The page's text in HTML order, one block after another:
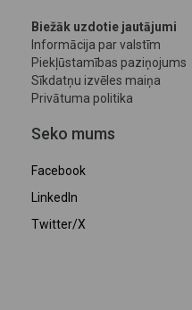
Biežāk uzdotie jautājumi
Informācija par valstīm
Piekļūstamības paziņojums
Sīkdatņu izvēles maiņa
Privātuma politika
Seko mums
Facebook
LinkedIn
Twitter/X